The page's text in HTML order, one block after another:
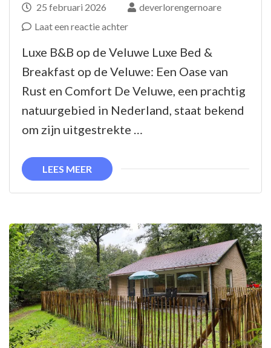
25 februari 2026
deverlorengernoare
Laat een reactie achterop
Comfort
en
Gastvrijheid
Luxe B&B op de Veluwe Luxe Bed &
Breakfast op de Veluwe: Een Oase van
Rust en Comfort De Veluwe, een prachtig
natuurgebied in Nederland, staat bekend
om zijn uitgestrekte …
LEES MEER